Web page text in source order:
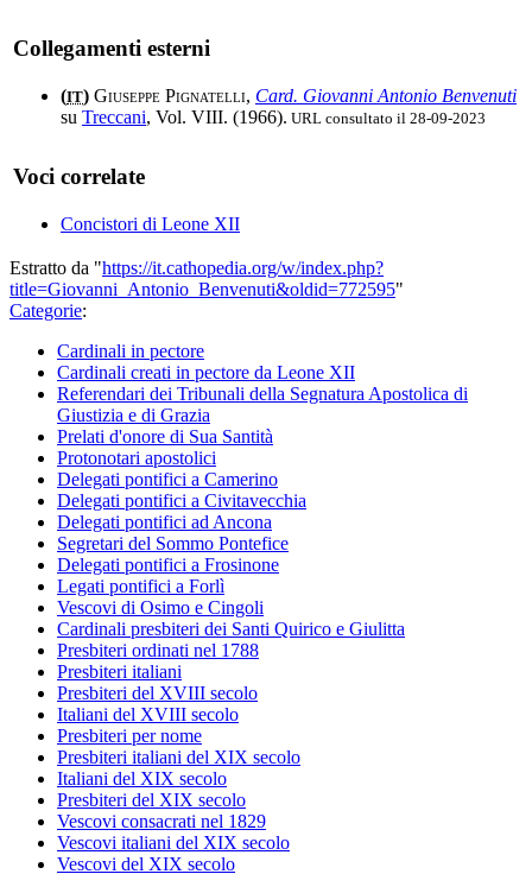
Collegamenti esterni
(IT) Giuseppe Pignatelli, Card. Giovanni Antonio Benvenuti
su Treccani, Vol. VIII. (1966). URL consultato il 28-09-2023
Voci correlate
Concistori di Leone XII
Estratto da "https://it.cathopedia.org/w/index.php?
title=Giovanni_Antonio_Benvenuti&oldid=772595"
Categorie:
Cardinali in pectore
Cardinali creati in pectore da Leone XII
Referendari dei Tribunali della Segnatura Apostolica di
Giustizia e di Grazia
Prelati d'onore di Sua Santità
Protonotari apostolici
Delegati pontifici a Camerino
Delegati pontifici a Civitavecchia
Delegati pontifici ad Ancona
Segretari del Sommo Pontefice
Delegati pontifici a Frosinone
Legati pontifici a Forlì
Vescovi di Osimo e Cingoli
Cardinali presbiteri dei Santi Quirico e Giulitta
Presbiteri ordinati nel 1788
Presbiteri italiani
Presbiteri del XVIII secolo
Italiani del XVIII secolo
Presbiteri per nome
Presbiteri italiani del XIX secolo
Italiani del XIX secolo
Presbiteri del XIX secolo
Vescovi consacrati nel 1829
Vescovi italiani del XIX secolo
Vescovi del XIX secolo